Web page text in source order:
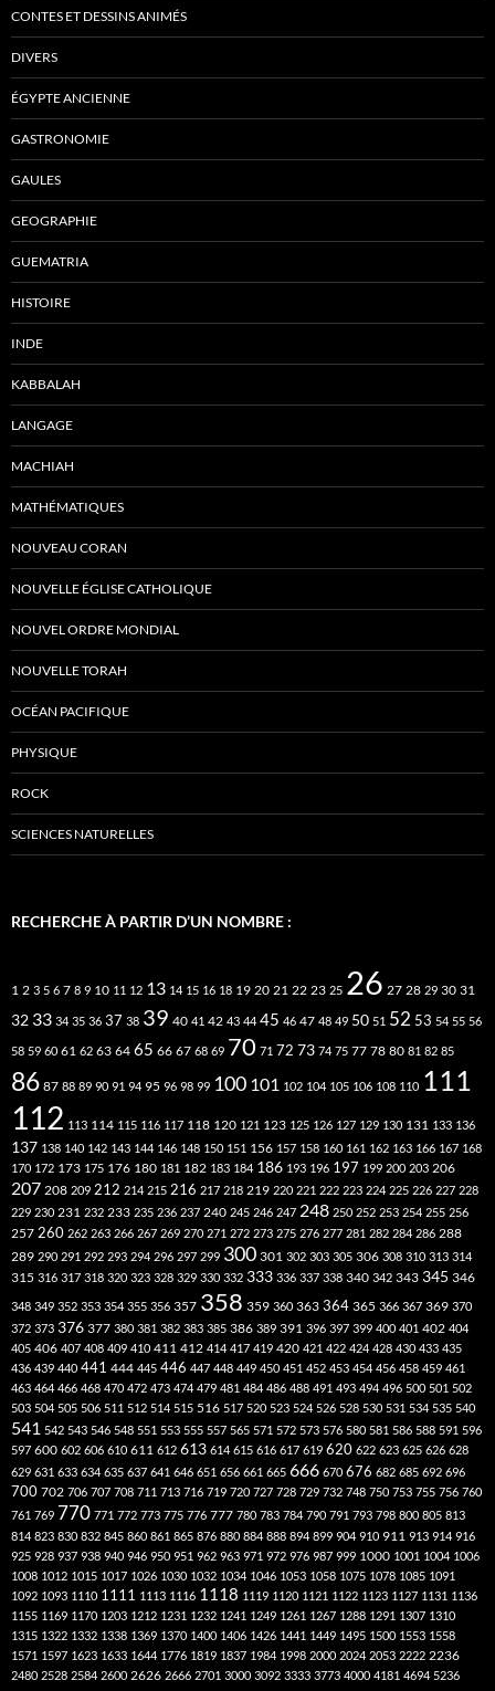
CONTES ET DESSINS ANIMÉS
DIVERS
ÉGYPTE ANCIENNE
GASTRONOMIE
GAULES
GEOGRAPHIE
GUEMATRIA
HISTOIRE
INDE
KABBALAH
LANGAGE
MACHIAH
MATHÉMATIQUES
NOUVEAU CORAN
NOUVELLE ÉGLISE CATHOLIQUE
NOUVEL ORDRE MONDIAL
NOUVELLE TORAH
OCÉAN PACIFIQUE
PHYSIQUE
ROCK
SCIENCES NATURELLES
RECHERCHE À PARTIR D’UN NOMBRE :
1 2 3 5 6 7 8 9 10 11 12 13 14 15 16 18 19 20 21 22 23 25 26 27 28 29 30 31
32 33 34 35 36 37 38 39 40 41 42 43 44 45 46 47 48 49 50 51 52 53 54 55 56
58 59 60 61 62 63 64 65 66 67 68 69 70 71 72 73 74 75 77 78 80 81 82 85
86 87 88 89 90 91 94 95 96 98 99 100 101 102 104 105 106 108 110 111
112 113 114 115 116 117 118 120 121 123 125 126 127 129 130 131 133 136
137 138 140 142 143 144 146 148 150 151 156 157 158 160 161 162 163 166 167 168
170 172 173 175 176 180 181 182 183 184 186 193 196 197 199 200 203 206
207 208 209 212 214 215 216 217 218 219 220 221 222 223 224 225 226 227 228
229 230 231 232 233 235 236 237 240 245 246 247 248 250 252 253 254 255 256
257 260 262 263 266 267 269 270 271 272 273 275 276 277 281 282 284 286 288
289 290 291 292 293 294 296 297 299 300 301 302 303 305 306 308 310 313 314
315 316 317 318 320 323 328 329 330 332 333 336 337 338 340 342 343 345 346
348 349 352 353 354 355 356 357 358 359 360 363 364 365 366 367 369 370
372 373 376 377 380 381 382 383 385 386 389 391 396 397 399 400 401 402 404
405 406 407 408 409 410 411 412 414 417 419 420 421 422 424 428 430 433 435
436 439 440 441 444 445 446 447 448 449 450 451 452 453 454 456 458 459 461
463 464 466 468 470 472 473 474 479 481 484 486 488 491 493 494 496 500 501 502
503 504 505 506 511 512 514 515 516 517 520 523 524 526 528 530 531 534 535 540
541 542 543 546 548 551 553 555 557 565 571 572 573 576 580 581 586 588 591 596
597 600 602 606 610 611 612 613 614 615 616 617 619 620 622 623 625 626 628
629 631 633 634 635 637 641 646 651 656 661 665 666 670 676 682 685 692 696
700 702 706 707 708 711 713 716 719 720 727 728 729 732 748 750 753 755 756 760
761 769 770 771 772 773 775 776 777 780 783 784 790 791 793 798 800 805 813
814 823 830 832 845 860 861 865 876 880 884 888 894 899 904 910 911 913 914 916
925 928 937 938 940 946 950 951 962 963 971 972 976 987 999 1000 1001 1004 1006
1008 1012 1015 1017 1026 1030 1032 1034 1046 1053 1058 1075 1078 1085 1091
1092 1093 1110 1111 1113 1116 1118 1119 1120 1121 1122 1123 1127 1131 1136
1155 1169 1170 1203 1212 1231 1232 1241 1249 1261 1267 1288 1291 1307 1310
1315 1322 1332 1338 1369 1370 1400 1406 1426 1441 1449 1495 1500 1553 1558
1571 1597 1623 1633 1644 1776 1819 1837 1984 1998 2000 2024 2053 2222 2236
2480 2528 2584 2600 2626 2666 2701 3000 3092 3333 3773 4000 4181 4694 5236